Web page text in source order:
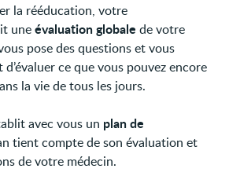
la rééducation, votre
uneévaluation globale de votre
pose des questions et vous
ce que vous pouvez encore
la vie de tous les jours.
avec vous un plan de
tient compte de son évaluation et
de votre médecin.